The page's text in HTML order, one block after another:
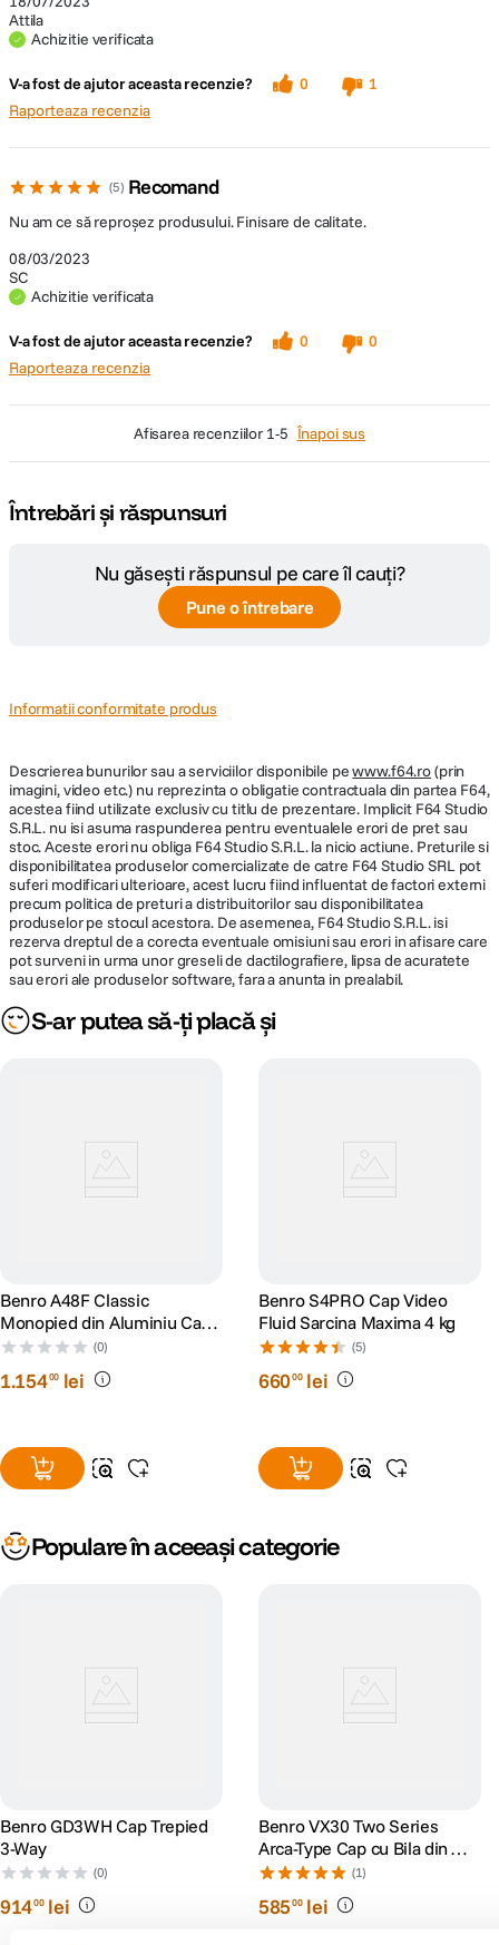
Attila
Achizitie verificata
V-a fost de ajutor aceasta recenzie? 0
1
Raporteaza recenzia
5 Recomand
08/03/2023
SC
Achizitie verificata
Nu am ce să reproșez produsului. Finisare de calitate.
V-a fost de ajutor aceasta recenzie? 0
0
Raporteaza recenzia
afisarea recenziilor 1-5 Înapoi sus
Întrebări și răspunsuri
Nu găsești răspunsul pe care îl cauți?
Pune o întrebare
Informatii conformitate produs
Descrierea bunurilor sau a serviciilor disponibile pewww.f64.ro(prin
imagini, video etc.) nu reprezinta o obligatie contractuala din partea F64,
acestea fiind utilizate exclusiv cu titlu de prezentare. Implicit F64 Studio
S.R.L. nu isi asuma raspunderea pentru eventualele erori de pret sau
stoc. Aceste erori nu obliga F64 Studio S.R.L. la nicio actiune. Preturile si
disponibilitatea produselor comercializate de catre F64 Studio SRL pot
suferi modificari ulterioare, acest lucru fiind influentat de factori externi
precum politica de preturi a distribuitorilor sau disponibilitatea
produselor pe stocul acestora. De asemenea, F64 Studio S.R.L. isi
rezerva dreptul de a corecta eventuale omisiuni sau erori in afisare care
pot surveni in urma unor greseli de dactilografiere, lipsa de acuratete
sau erori ale produselor software, fara a anunta in prealabil.
S-ar putea să-ți placă și
Benro A48F Classic
Monopied din Aluminiu Cap
Video Fluid S4PRO
(0)
1.15400 lei
Benro S4PRO Cap Video
Fluid Sarcina Maxima 4 kg
(5)
66000 lei
Populare în aceeași categorie
Benro GD3WH Cap Trepied
3-Way
(0)
91400 lei
Benro VX30 Two Series
Arca-Type Cap cu Bila din
Aluminiu
(1)
58500 lei